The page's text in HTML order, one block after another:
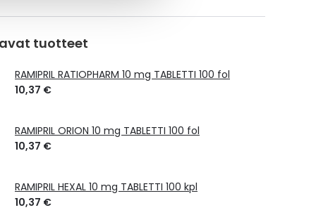
tuotteet
RAMIPRIL RATIOPHARM 10 mg TABLETTI 100 fol
10,37 €
RAMIPRIL ORION 10 mg TABLETTI 100 fol
10,37 €
RAMIPRIL HEXAL 10 mg TABLETTI 100 kpl
10,37 €